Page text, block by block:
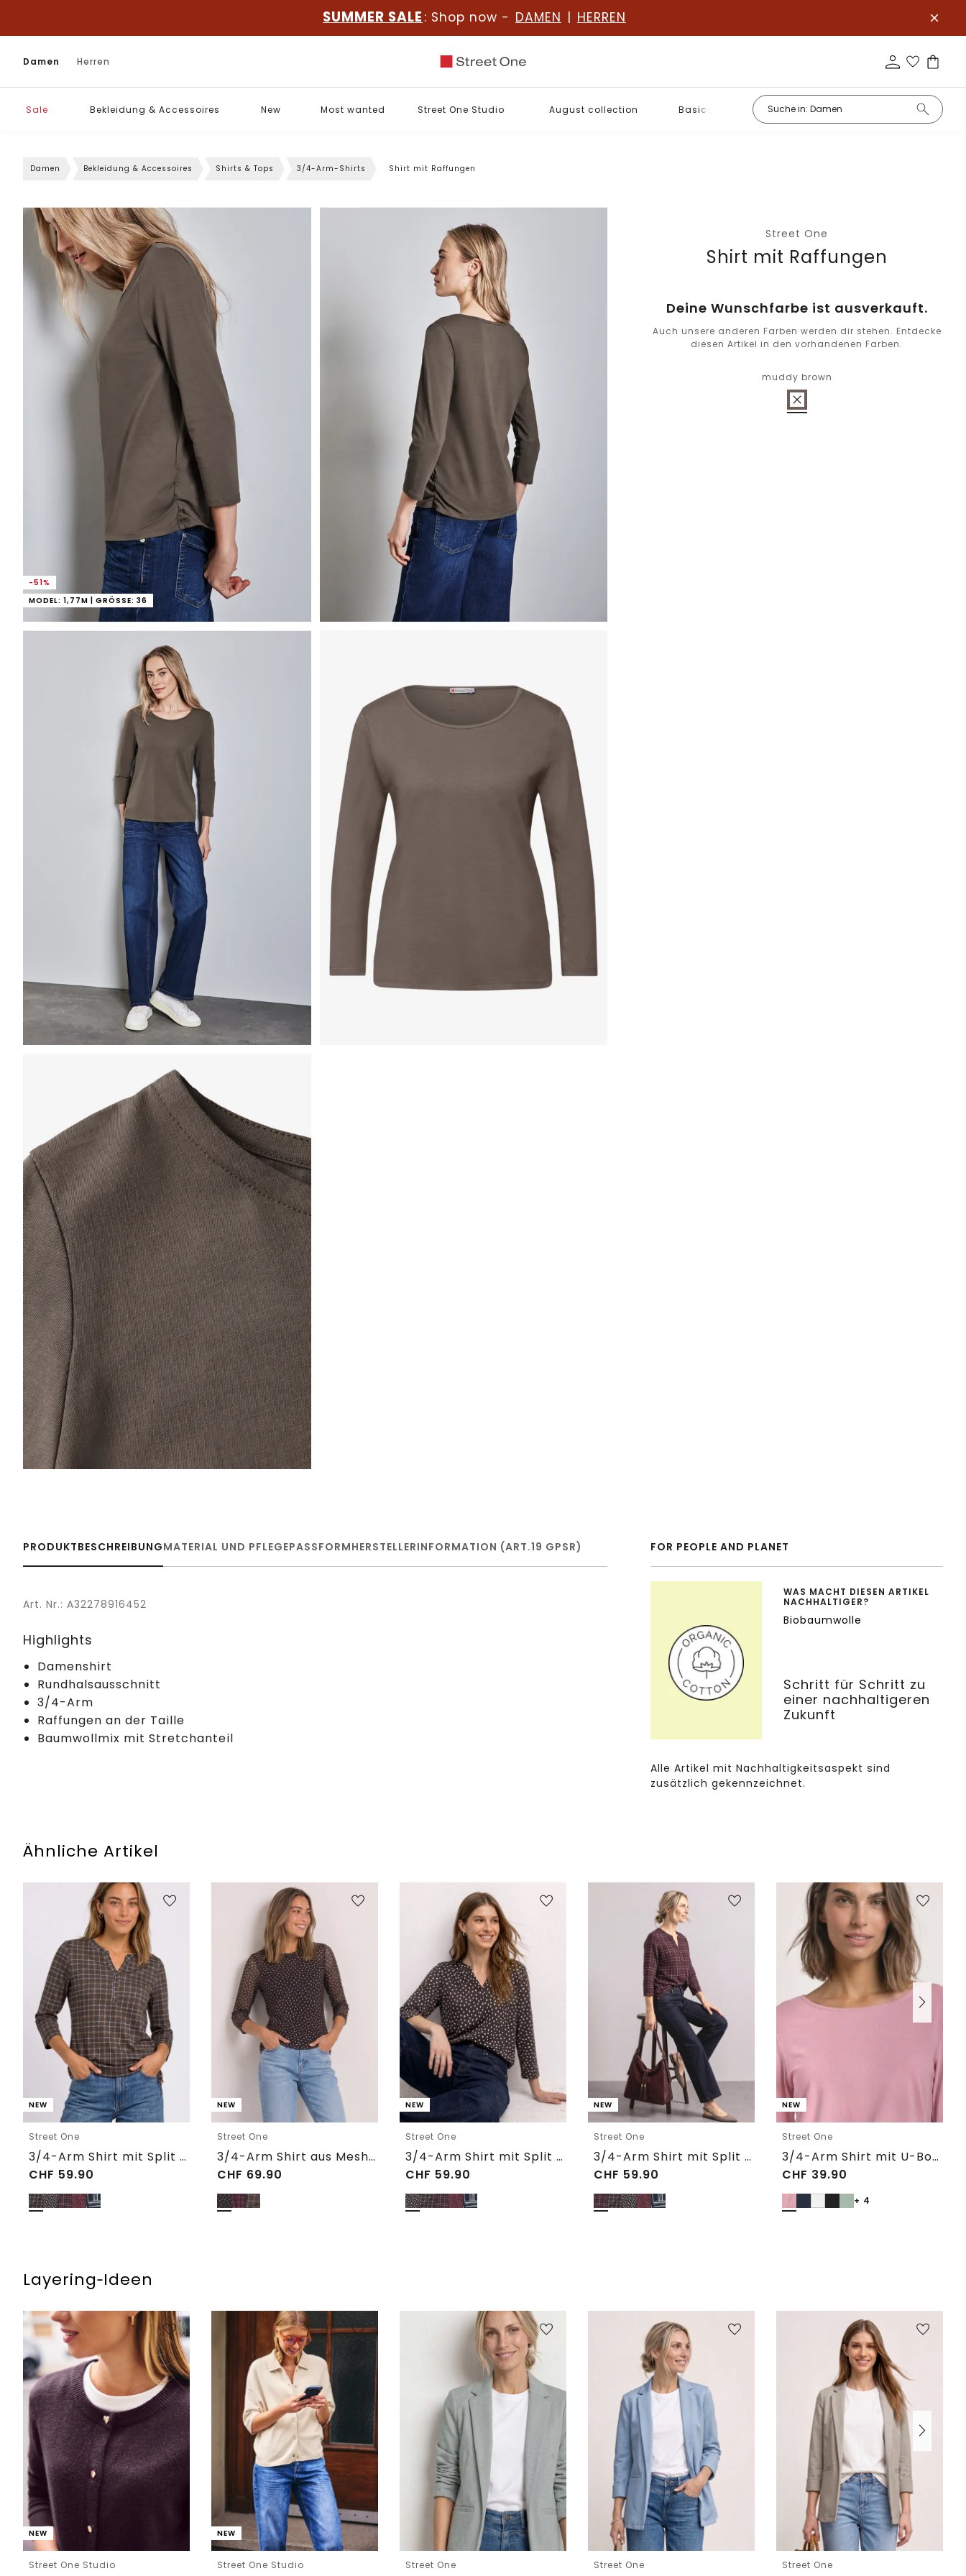
SUMMER SALE : Shop now - DAMEN | HERREN
Damen Herren
Sale Bekleidung & Accessoires New Most wanted Street One Studio August collection Basics
Damen Bekleidung & Accessoires Shirts & Tops 3/4-Arm-Shirts Shirt mit Raffungen
-51%
MODEL: 1,77M | GRÖSSE: 36
Street One
Shirt mit Raffungen
Deine Wunschfarbe ist ausverkauft.
Auch unsere anderen Farben werden dir stehen. Entdecke
diesen Artikel in den vorhandenen Farben.
muddy brown
PRODUKTBESCHREIBUNGMATERIAL UND PFLEGEPASSFORMHERSTELLERINFORMATION (ART.19 GPSR)
Art. Nr.: A32278916452
Highlights
Damenshirt
Rundhalsausschnitt
3/4-Arm
Raffungen an der Taille
Baumwollmix mit Stretchanteil
FOR PEOPLE AND PLANET
WAS MACHT DIESEN ARTIKEL
NACHHALTIGER?
Biobaumwolle
Schritt für Schritt zu
einer nachhaltigeren
Zukunft
Alle Artikel mit Nachhaltigkeitsaspekt sind
zusätzlich gekennzeichnet.
Ähnliche Artikel
NEW
Street One
3/4-Arm Shirt mit Split Neck und Print
CHF 59.90
NEW
Street One
3/4-Arm Shirt aus Mesh mit Print
CHF 69.90
NEW
Street One
3/4-Arm Shirt mit Split Neck und Print
CHF 59.90
NEW
Street One
3/4-Arm Shirt mit Split Neck und Print
CHF 59.90
NEW
Street One
3/4-Arm Shirt mit U-Boot-Ausschnitt
CHF 39.90
+ 4
Layering‑Ideen
NEW
Street One Studio
NEW
Street One Studio Street One Street One Street One